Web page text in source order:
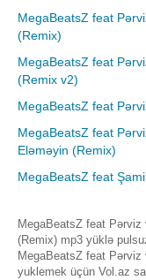
MegaBeatsZ feat
(Remix)
MegaBeatsZ feat
(Remix v2)
MegaBeatsZ feat
MegaBeatsZ feat
Eləməyin (Remix)
MegaBeatsZ feat
MegaBeatsZ feat
(Remix) mp3 yüklə
MegaBeatsZ feat
yuklemek üçün Vol.az